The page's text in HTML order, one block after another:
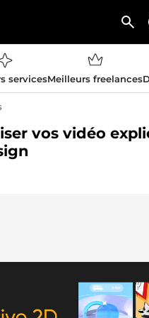
servicesMeilleurs freelances
vos vidéo